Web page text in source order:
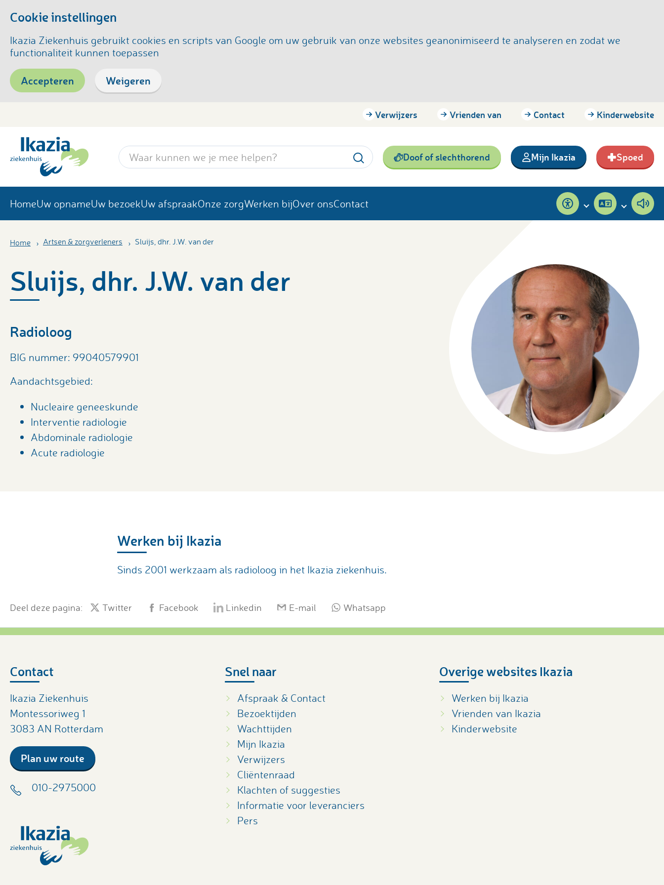
Cookie instellingen
Ikazia Ziekenhuis gebruikt cookies en scripts van Google om uw gebruik van onze websites geanonimiseerd te analyseren en zodat we
functionaliteit kunnen toepassen
Accepteren Weigeren
Verwijzers Vrienden van Contact Kinderwebsite
Zoekwoord Doof of slechthorend Mijn Ikazia Spoed
HomeUw opnameUw bezoekUw afspraakOnze zorgWerken bijOver onsContact Toegankelijkheid
Pagina
vertalen
Home Artsen & zorgverleners Sluijs, dhr. J.W. van der
Sluijs, dhr. J.W. van der
Radioloog
BIG nummer: 99040579901
Aandachtsgebied:
Nucleaire geneeskunde
Interventie radiologie
Abdominale radiologie
Acute radiologie
Werken bij Ikazia
Sinds 2001 werkzaam als radioloog in het Ikazia ziekenhuis.
Deel deze pagina: Twitter Facebook Linkedin E-mail Whatsapp
Contact
Ikazia Ziekenhuis
Montessoriweg 1
3083 AN Rotterdam
Plan uw route
010-2975000
Snel naar
Afspraak & Contact
Bezoektijden
Wachttijden
Mijn Ikazia
Verwijzers
Cliëntenraad
Klachten of suggesties
Informatie voor leveranciers
Pers
Overige websites Ikazia
Werken bij Ikazia
Vrienden van Ikazia
Kinderwebsite